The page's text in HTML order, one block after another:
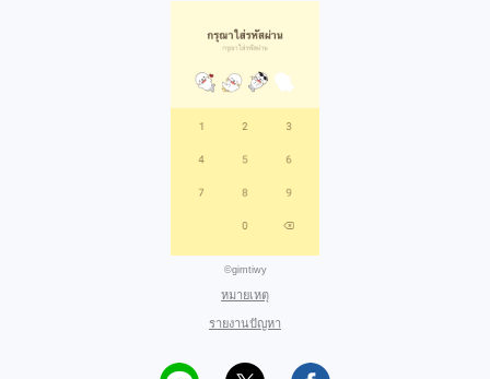
©gimtiwy
หมายเหตุ
รายงานปัญหา